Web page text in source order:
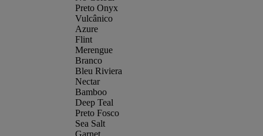
Preto Onyx
Vulcânico
Azure
Flint
Merengue
Branco
Bleu Riviera
Nectar
Bamboo
Deep Teal
Preto Fosco
Sea Salt
Garnet